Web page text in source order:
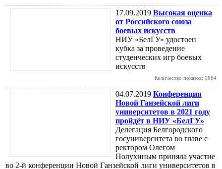
17.09.2019 Высокая оценка
от Российского союза
боевых искусств
НИУ «БелГУ» удостоен
кубка за проведение
студенческих игр боевых
искусств
Количество показов: 1684
04.07.2019 Конференция
Новой Ганзейской лиги
университетов в 2021 году
пройдёт в НИУ «БелГУ»
Делегация Белгородского
госуниверситета во главе с
ректором Олегом
Полухиным приняла участие
во 2-й конференции Новой Ганзейской лиги университетов в